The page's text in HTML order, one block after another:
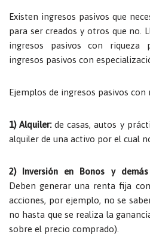
Existen ingresos pasivos que
para ser creados y otros que no.
ingresos pasivos con riqueza
ingresos pasivos con
Ejemplos de ingresos pasivos con
1) Alquiler:de casas, autos y
alquiler de una activo por el cual
2) Inversión en Bonos y demás
Deben generar una renta fija
acciones, por ejemplo, no se
no hasta que se realiza la
sobre el precio comprado).